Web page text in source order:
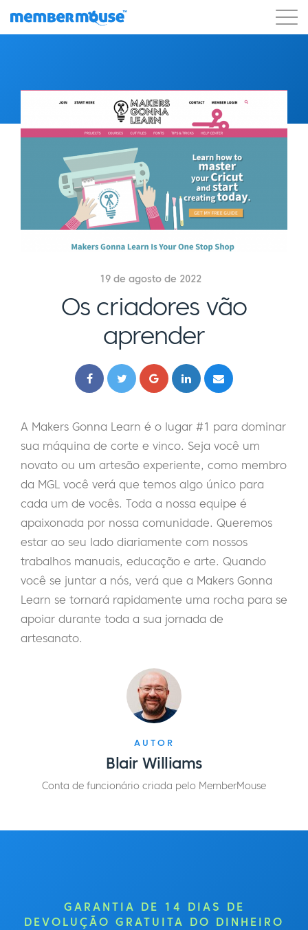
19 de agosto de 2022
Os criadores vão
aprender
A Makers Gonna Learn é o lugar #1 para dominar
sua máquina de corte e vinco. Seja você um
novato ou um artesão experiente, como membro
da MGL você verá que temos algo único para
cada um de vocês. Toda a nossa equipe é
apaixonada por nossa comunidade. Queremos
estar ao seu lado diariamente com nossos
trabalhos manuais, educação e arte. Quando
você se juntar a nós, verá que a Makers Gonna
Learn se tornará rapidamente uma rocha para se
apoiar durante toda a sua jornada de
artesanato.
AUTOR
Blair Williams
Conta de funcionário criada pelo MemberMouse
GARANTIA DE 14 DIAS DE
DEVOLUÇÃO GRATUITA DO DINHEIRO